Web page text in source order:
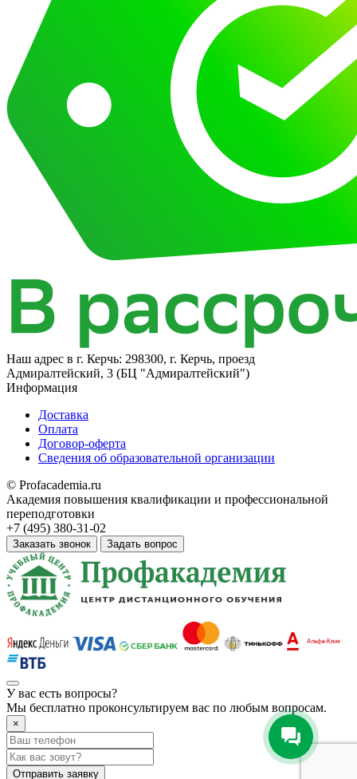
Наш адрес в г. Керчь: 298300, г. Керчь, проезд
Адмиралтейский, 3 (БЦ "Адмиралтейский")
Информация
Доставка
Оплата
Договор-оферта
Сведения об образовательной организации
© Profacademia.ru
Академия повышения квалификации и профессиональной
переподготовки
+7 (495) 380-31-02
Заказать звонок Задать вопрос
У вас есть вопросы?
Мы бесплатно проконсультируем вас по любым вопросам.
×
Отправить заявку